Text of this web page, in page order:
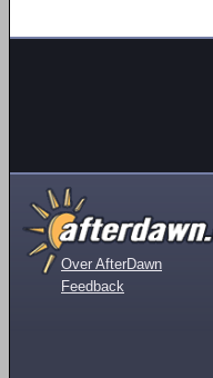
Over AfterDawn
Feedback